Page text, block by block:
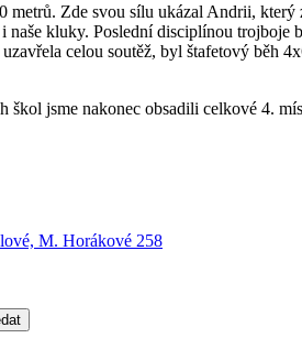
metrů. Zde svou sílu ukázal Andrii,
naše kluky. Poslední disciplínou
celou soutěž, byl štafetový běh
škol jsme nakonec obsadili celkové 4.
M. Horákové 258